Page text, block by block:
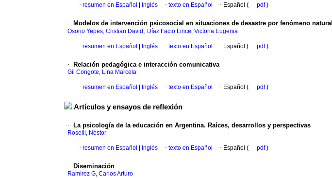
· resumen en Español Inglés · texto en Español · Español ( pdf)
· Modelos de intervención psicosocial en situaciones de desastre por fenómeno natural
Osorio Yepes, Cristian David ; Díaz Facio Lince, Victoria Eugenia
· resumen en Español Inglés · texto en Español · Español ( pdf)
· Relación pedagógica e interacción comunicativa
Gil Congote, Lina Marcela
· resumen en Español Inglés · texto en Español · Español ( pdf)
Artículos y ensayos de reflexión
· La psicología de la educación en Argentina. Raíces, desarrollos y perspectivas
Roselli, Néstor
· resumen en Español Inglés · texto en Español · Español ( pdf)
· Diseminación
Ramírez G, Carlos Arturo